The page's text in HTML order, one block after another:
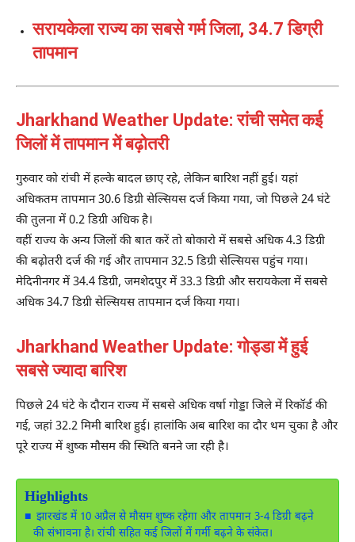
सरायकेला राज्य का सबसे गर्म जिला, 34.7 डिग्री
तापमान
Jharkhand Weather Update: रांची समेत कई
जिलों में तापमान में बढ़ोतरी
गुरुवार को रांची में हल्के बादल छाए रहे, लेकिन बारिश नहीं हुई। यहां
अधिकतम तापमान 30.6 डिग्री सेल्सियस दर्ज किया गया, जो पिछले 24 घंटे
की तुलना में 0.2 डिग्री अधिक है।
वहीं राज्य के अन्य जिलों की बात करें तो बोकारो में सबसे अधिक 4.3 डिग्री
की बढ़ोतरी दर्ज की गई और तापमान 32.5 डिग्री सेल्सियस पहुंच गया।
मेदिनीनगर में 34.4 डिग्री, जमशेदपुर में 33.3 डिग्री और सरायकेला में सबसे
अधिक 34.7 डिग्री सेल्सियस तापमान दर्ज किया गया।
Jharkhand Weather Update: गोड्डा में हुई
सबसे ज्यादा बारिश
पिछले 24 घंटे के दौरान राज्य में सबसे अधिक वर्षा गोड्डा जिले में रिकॉर्ड की
गई, जहां 32.2 मिमी बारिश हुई। हालांकि अब बारिश का दौर थम चुका है और
पूरे राज्य में शुष्क मौसम की स्थिति बनने जा रही है।
Highlights
झारखंड में 10 अप्रैल से मौसम शुष्क रहेगा और तापमान 3-4 डिग्री बढ़ने
की संभावना है। रांची सहित कई जिलों में गर्मी बढ़ने के संकेत।